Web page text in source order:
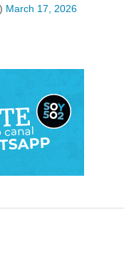
March 17, 2026